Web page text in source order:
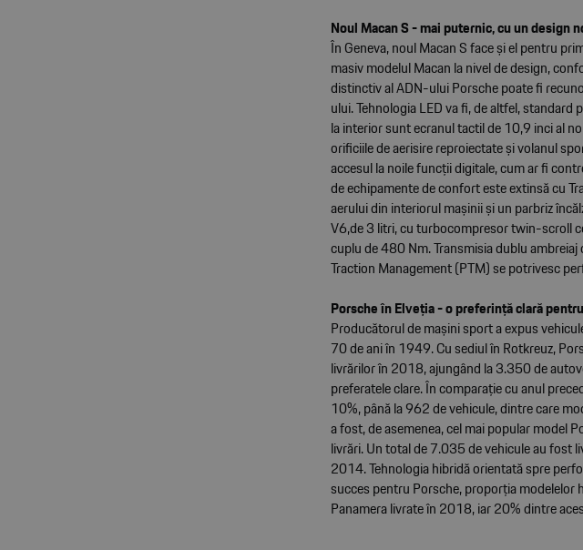
Noul Macan S - mai puternic, cu un design
În Geneva, noul Macan S face și el pentru
masiv modelul Macan la nivel de design,
distinctiv al ADN-ului Porsche poate fi
ului. Tehnologia LED va fi, de altfel,
la interior sunt ecranul tactil de 10,9 inci al
orificiile de aerisire reproiectate și volanul
accesul la noile funcții digitale, cum ar fi
de echipamente de confort este extinsă cu
aerului din interiorul mașinii și un parbriz
V6,de 3 litri, cu turbocompresor twin-scroll
cuplu de 480 Nm. Transmisia dublu
Traction Management (PTM) se potrivesc
Porsche în Elveția - o preferință clară
Producătorul de mașini sport a expus
70 de ani în 1949. Cu sediul în Rotkreuz,
livrărilor în 2018, ajungând la 3.350 de
preferatele clare. În comparație cu anul
10%, până la 962 de vehicule, dintre care
a fost, de asemenea, cel mai popular model
livrări. Un total de 7.035 de vehicule au fost
2014. Tehnologia hibridă orientată spre
succes pentru Porsche, proporția
Panamera livrate în 2018, iar 20% dintre